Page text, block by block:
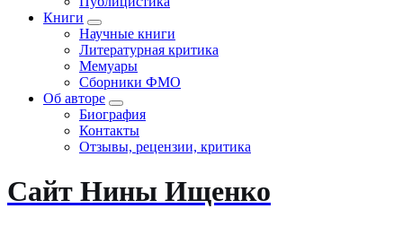
Книги
Научные книги
Литературная критика
Мемуары
Сборники ФМО
Об авторе
Биография
Контакты
Отзывы, рецензии, критика
Сайт Нины Ищенко